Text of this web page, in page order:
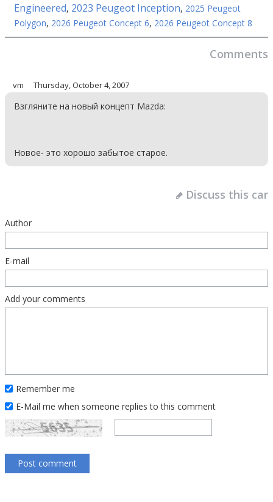
Engineered, 2023 Peugeot Inception, 2025 Peugeot
Polygon, 2026 Peugeot Concept 6, 2026 Peugeot Concept 8
Comments
vm Thursday, October 4, 2007
Взгляните на новый концепт Mazda:
Новое- это хорошо забытое старое.
Discuss this car
Author
E-mail
Add your comments
Remember me
E-Mail me when someone replies to this comment